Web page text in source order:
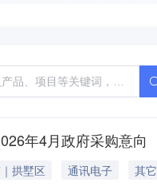
年4月政府采购意向
拱墅区 通讯电子 其它